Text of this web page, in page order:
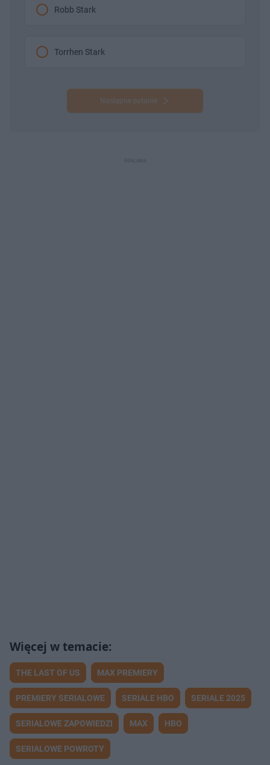
Robb Stark
Torrhen Stark
Następne pytanie
THE LAST OF US MAX PREMIERY
PREMIERY SERIALOWE SERIALE HBO SERIALE 2025
SERIALOWE ZAPOWIEDZI MAX HBO
SERIALOWE POWROTY